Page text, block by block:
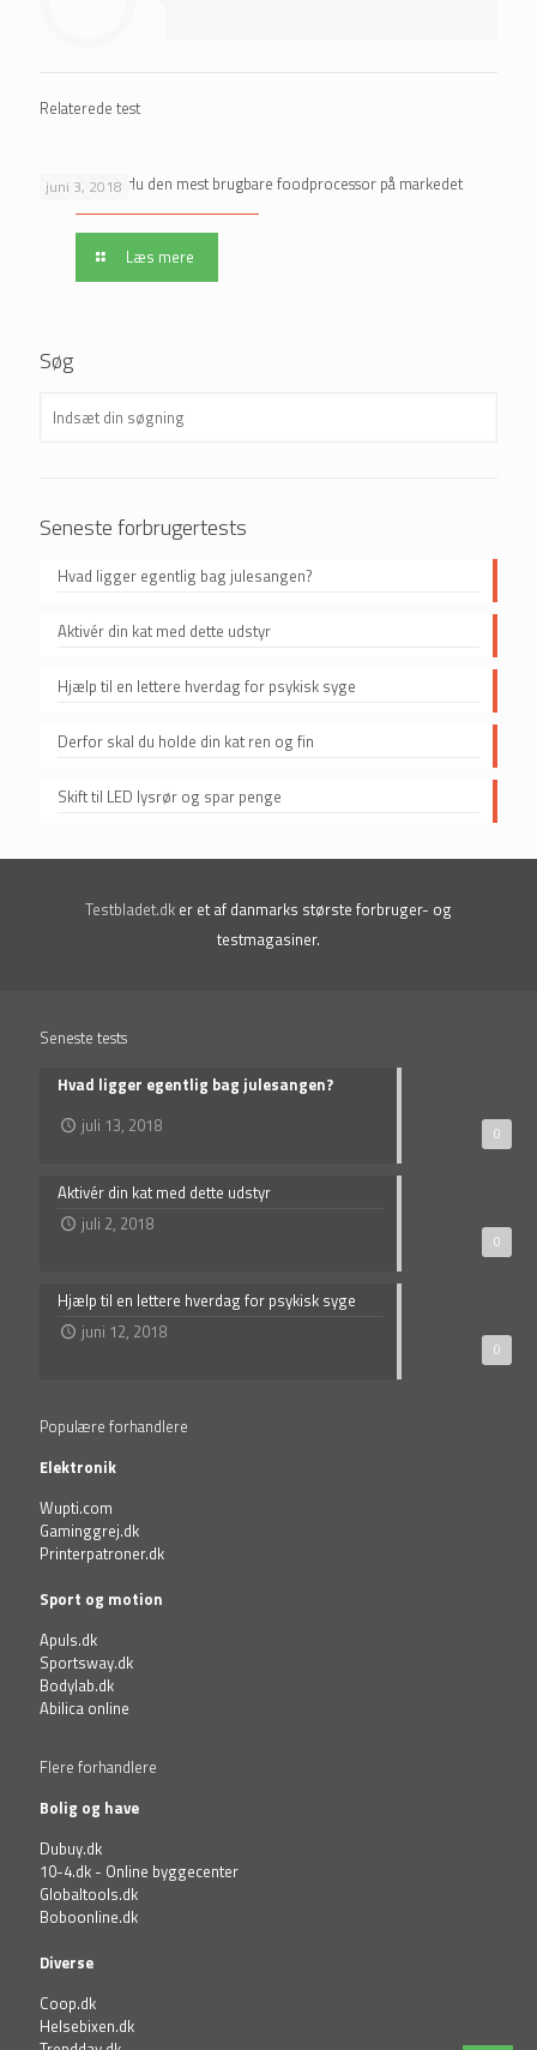
Relaterede test
juni 3, 2018
Sådan finder du den mest brugbare foodprocessor på markedet
Læs mere
Søg
Seneste forbrugertests
Hvad ligger egentlig bag julesangen?
Aktivér din kat med dette udstyr
Hjælp til en lettere hverdag for psykisk syge
Derfor skal du holde din kat ren og fin
Skift til LED lysrør og spar penge
Testbladet.dk er et af danmarks største forbruger- og
testmagasiner.
Seneste tests
0
Hvad ligger egentlig bag julesangen?
juli 13, 2018
0
Aktivér din kat med dette udstyr
juli 2, 2018
0
Hjælp til en lettere hverdag for psykisk syge
juni 12, 2018
Populære forhandlere
Elektronik
Wupti.com
Gaminggrej.dk
Printerpatroner.dk
Sport og motion
Apuls.dk
Sportsway.dk
Bodylab.dk
Abilica online
Flere forhandlere
Bolig og have
Dubuy.dk
10-4.dk - Online byggecenter
Globaltools.dk
Boboonline.dk
Diverse
Coop.dk
Helsebixen.dk